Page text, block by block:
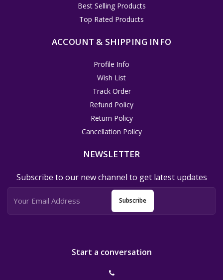
Best Selling Products
Top Rated Products
ACCOUNT & SHIPPING INFO
Profile Info
Wish List
Track Order
Refund Policy
Return Policy
Cancellation Policy
NEWSLETTER
Subscribe to our new channel to get latest updates
Subscribe
Start a conversation